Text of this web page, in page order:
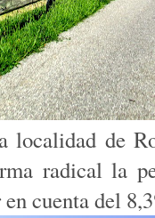
localidad de
radical la
cuenta del